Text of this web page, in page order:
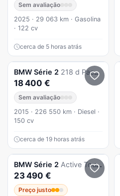
Sem avaliação
2025 · 29 063 km · Gasolina
· 122 cv
cerca de 5 horas atrás
BMW Série 2 218 d Pack M
18 400 €
Sem avaliação
2015 · 226 550 km · Diesel ·
150 cv
cerca de 19 horas atrás
BMW Série 2 Active Tourer
23 490 €
Preço justo